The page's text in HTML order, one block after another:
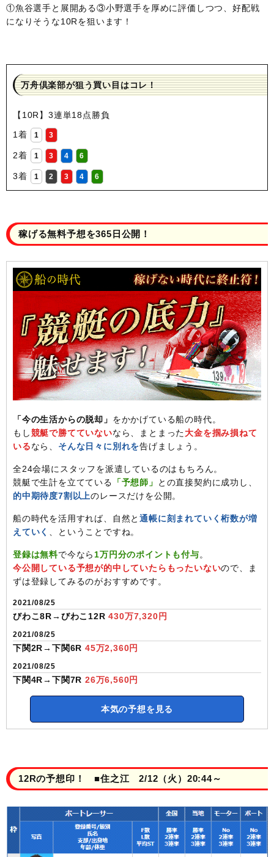
①魚谷選手と展開ある③小野選手を厚めに評価しつつ、好配戦
になりそうな10Rを狙います！
万舟倶楽部が狙う買い目はコレ！
【10R】3連単18点勝負
1着
1 3
2着 1 3 4 6
3着 1 2 3 4 6
稼げる無料予想を365日公開！
「今の生活からの脱却」 をかかげている船の時代。
もし競艇で勝てていないなら、まとまった大金を掴み損ねて
いるなら、 そんな日々に別れを告げましょう。
全24会場にスタッフを派遣しているのはもちろん。
競艇で生計を立てている
「予想師」
との直接契約に成功し、
的中期待度7割以上のレースだけを公開。
船の時代を活用すれば、自然と通帳に刻まれていく桁数が増
えていく
、ということですね。
登録は無料で今なら 1万円分のポイントも付与。
今公開している予想が的中していたらもったいないので、ま
ずは登録してみるのがおすすめです。
2021/08/25
びわこ8R→びわこ12R430万7,320円
2021/08/25
下関2R→下関6R 45万2,360円
2021/08/25
下関4R→下関7R 26万6,560円
本気の予想を見る
12Rの予想印！ ■住之江 2/12（火）20:44～